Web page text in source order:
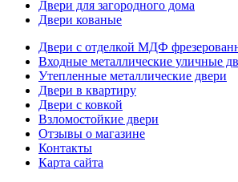
Двери для загородного дома
Двери кованые
Двери с отделкой МДФ
Входные металлические уличные
Утепленные металлические двери
Двери в квартиру
Двери с ковкой
Взломостойкие двери
Отзывы о магазине
Контакты
Карта сайта